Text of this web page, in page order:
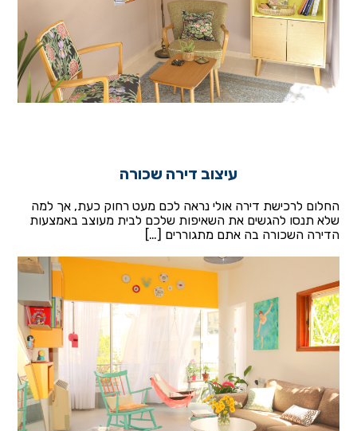
עיצוב דירה שכורה
החלום לרכישת דירה אולי נראה לכם מעט רחוק כעת, אך למה
שלא תנסו להגשים את השאיפות שלכם לבית מעוצב באמצעות
הדירה השכורה בה אתם מתגוררים […]